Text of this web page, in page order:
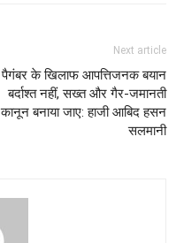
Next article
पैगंबर के खिलाफ आपत्तिजनक बयान
बर्दाश्त नहीं, सख्त और गैर-जमानती
कानून बनाया जाए: हाजी आबिद हसन
सलमानी